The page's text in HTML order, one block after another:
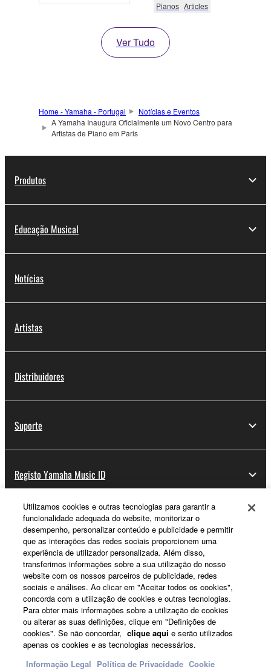
Pianos Articles
Ver Tudo
Home - Yamaha - Portugal
Notícias e Eventos
A Yamaha Inaugura Oficialmente um Novo Centro para
Artistas de Piano em Paris
Produtos
Educação Musical
Notícias
Artistas
Distribuidores
Suporte
Registo Yamaha Music ID
Sobre a Yamaha
Portugal - Portuguese
Negócio
Utilizamos cookies e outras tecnologias para garantir a
funcionalidade adequada do website, monitorizar o
desempenho, personalizar conteúdo e publicidade e permitir
que as interações das redes sociais proporcionem uma
experiência de utilizador personalizada. Além disso,
transferimos informações sobre a sua utilização do nosso
website com os nossos parceiros de publicidade, redes
sociais e análises. Ao clicar em "Aceitar todos os cookies",
concorda com a utilização de cookies e outras tecnologias.
Para obter mais informações sobre a utilização de cookies
ou alterar as suas definições, clique em "Definições de
cookies". Se não concordar, clique aqui e serão utilizados
apenas os cookies e as tecnologias necessários.
Informação Legal Política de Privacidade Cookie